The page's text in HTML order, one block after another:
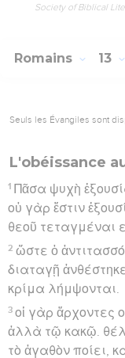
Society of Biblical
Romains 13
Seuls les Évangiles sont
L'obéissance
1 Πᾶσα ψυχὴ
οὐ γὰρ ἔστιν
θεοῦ τεταγμέναι
2 ὥστε ὁ
διαταγῇ
κρίμα λήμψονται.
3 οἱ γὰρ ἄρχοντες
ἀλλὰ τῷ κακῷ.
τὸ ἀγαθὸν ποίει,